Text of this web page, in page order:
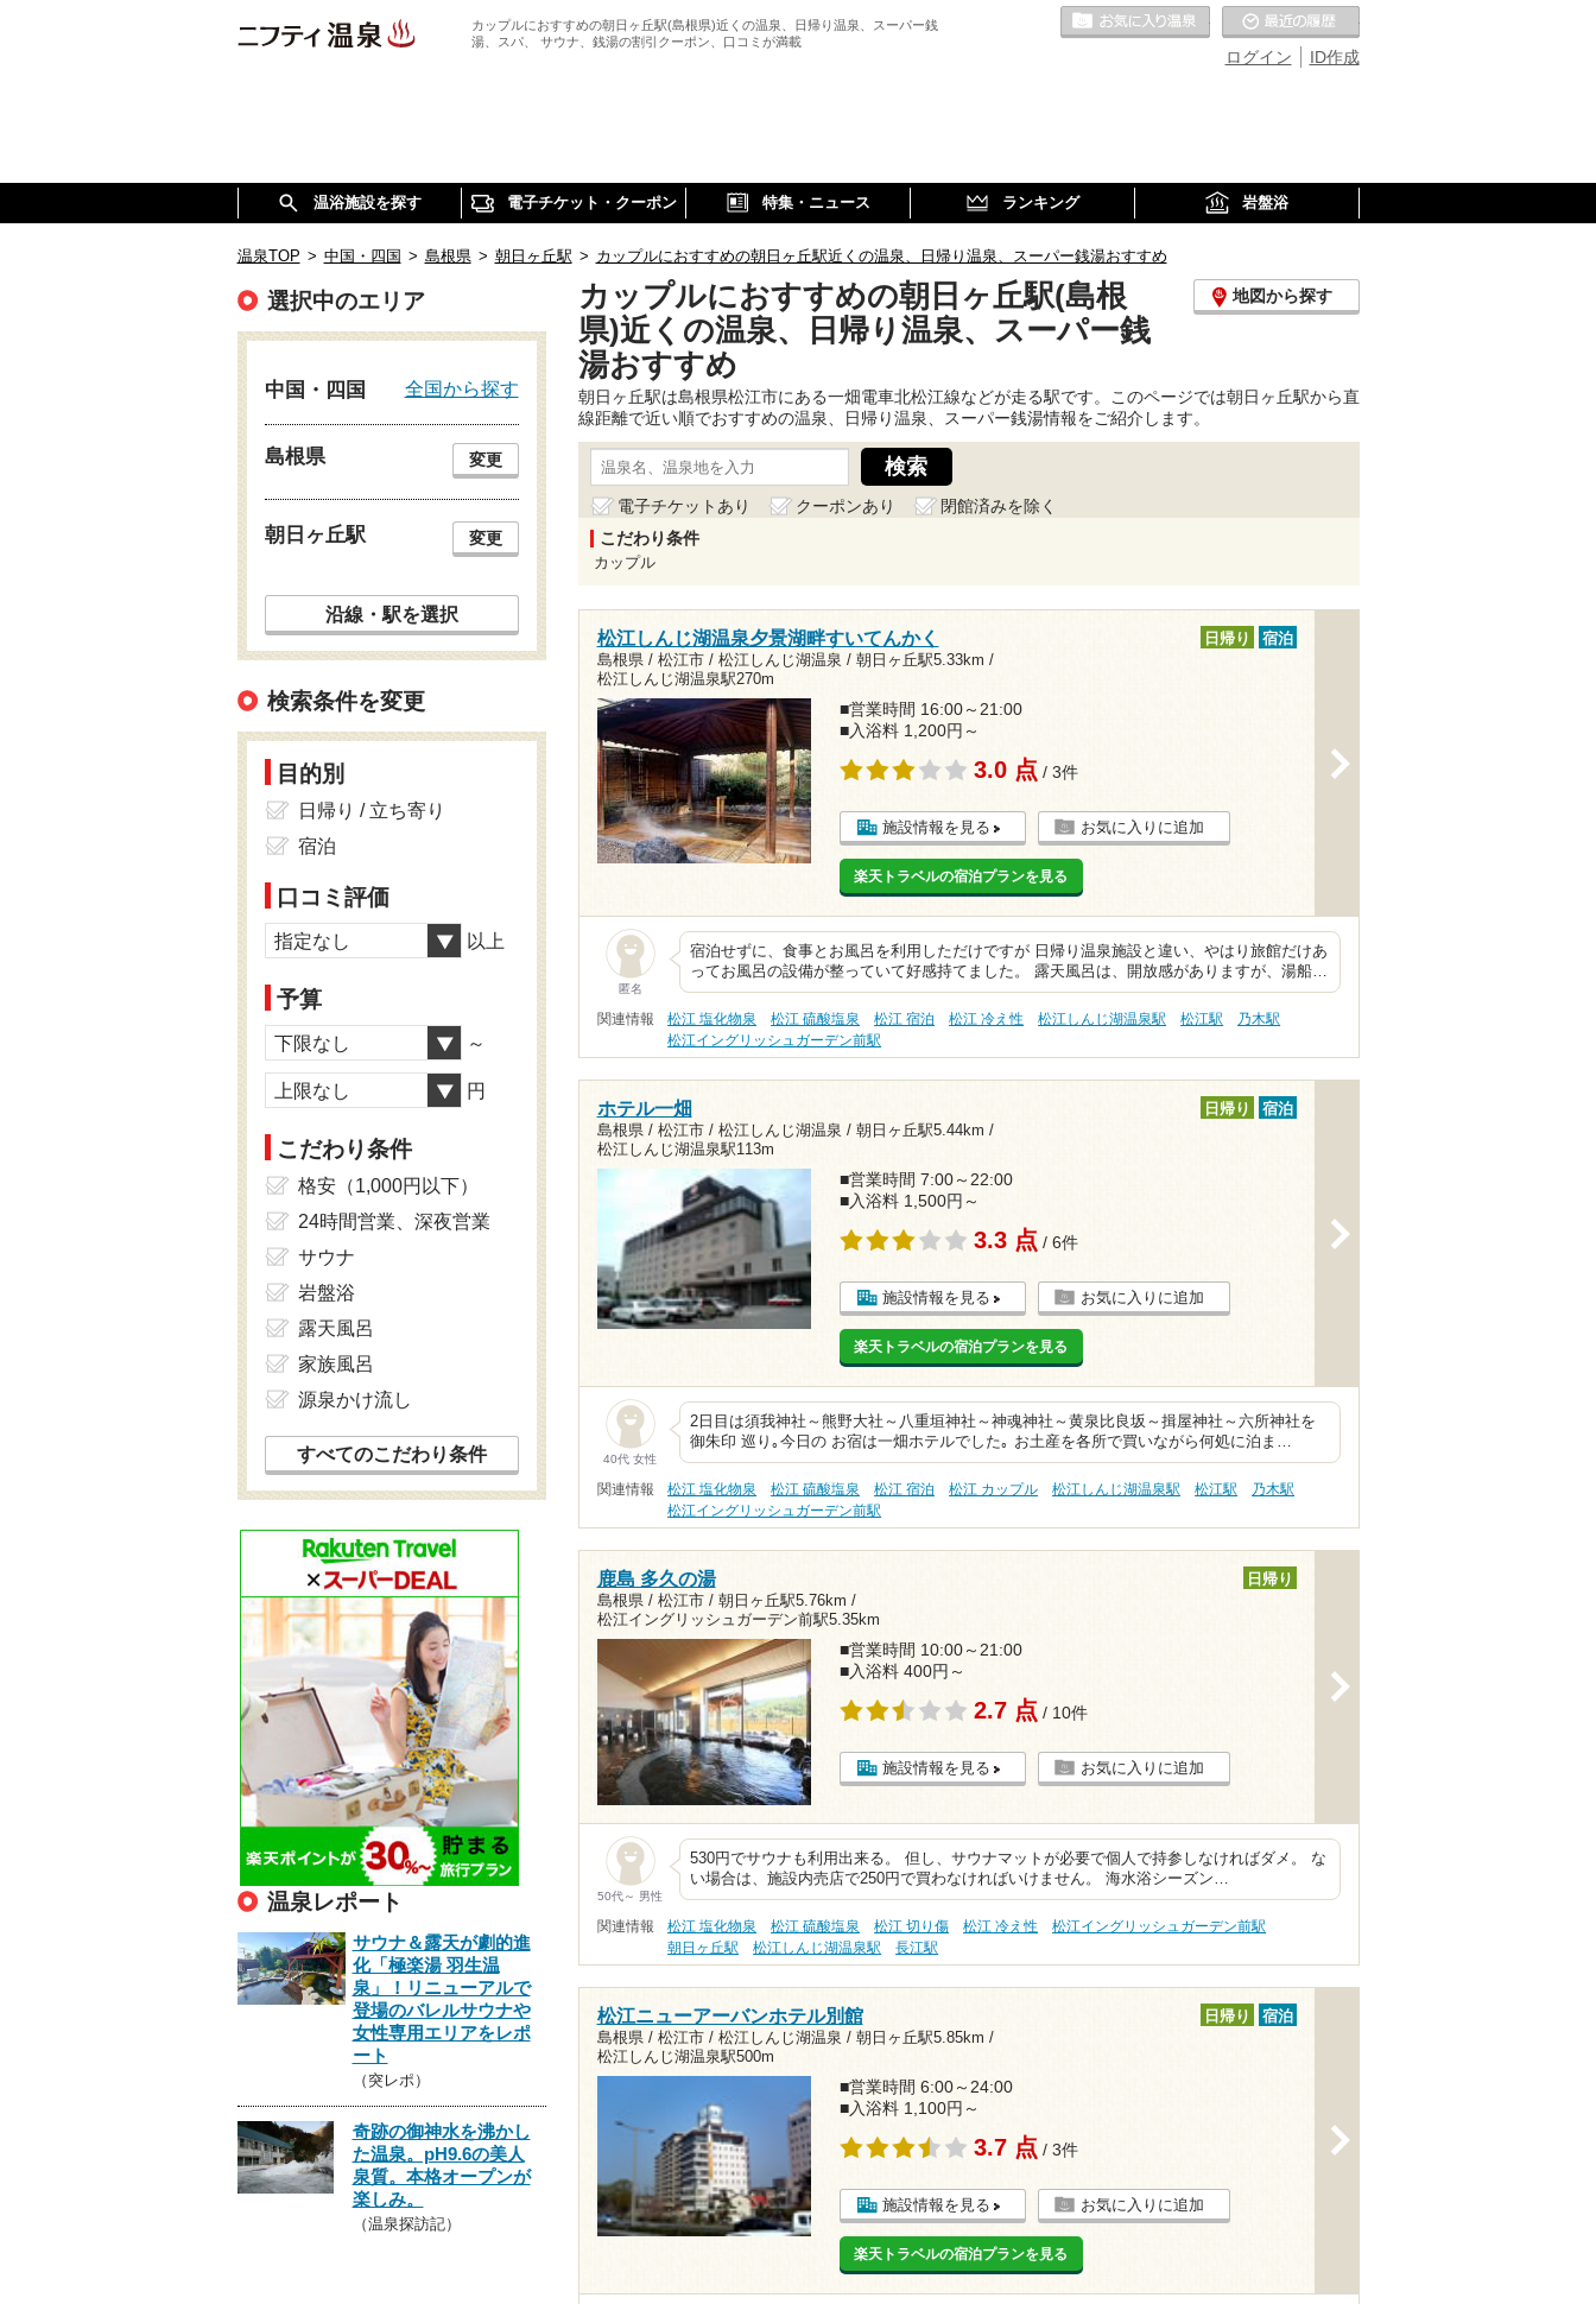
カップルにおすすめの朝日ヶ丘駅(島根県)近くの温泉、日帰り温泉、スーパー銭
湯、スパ、 サウナ、銭湯の割引クーポン、口コミが満載
ID作成
ログイン
お気に入りの温泉
温浴施設を探す 電子チケット・クーポン 特集・ニュース ランキング 岩盤浴
温泉TOP > 中国・四国 > 島根県 > 朝日ヶ丘駅 > カップルにおすすめの朝日ヶ丘駅近くの温泉、日帰り温泉、スーパー銭湯おすすめ
カップルにおすすめの朝日ヶ丘駅(島根
県)近くの温泉、日帰り温泉、スーパー銭
湯おすすめ
地図から探す
朝日ヶ丘駅は島根県松江市にある一畑電車北松江線などが走る駅です。このページでは朝日ヶ丘駅から直
線距離で近い順でおすすめの温泉、日帰り温泉、スーパー銭湯情報をご紹介します。
電子チケットあり クーポンあり
閉館済みを除く
こだわり条件
カップル
松江しんじ湖温泉夕景湖畔すいてんかく
島根県 / 松江市 / 松江しんじ湖温泉 / 朝日ヶ丘駅5.33km /
松江しんじ湖温泉駅270m
日帰り 宿泊
■営業時間 16:00～21:00
■入浴料 1,200円～
3.0 点 / 3件
施設情報を見る お気に入りに追加
楽天トラベルの宿泊プランを見る
匿名
宿泊せずに、食事とお風呂を利用しただけですが 日帰り温泉施設と違い、やはり旅館だけあ
ってお風呂の設備が整っていて好感持てました。 露天風呂は、開放感がありますが、湯船…
関連情報 松江 塩化物泉 松江 硫酸塩泉 松江 宿泊 松江 冷え性 松江しんじ湖温泉駅 松江駅
乃木駅
松江イングリッシュガーデン前駅
ホテル一畑
島根県 / 松江市 / 松江しんじ湖温泉 / 朝日ヶ丘駅5.44km /
松江しんじ湖温泉駅113m
日帰り 宿泊
■営業時間 7:00～22:00
■入浴料 1,500円～
3.3 点 / 6件
施設情報を見る お気に入りに追加
楽天トラベルの宿泊プランを見る
40代 女性
2日目は須我神社～熊野大社～八重垣神社～神魂神社～黄泉比良坂～揖屋神社～六所神社を
御朱印 巡り｡今日の お宿は一畑ホテルでした｡ お土産を各所で買いながら何処に泊ま…
関連情報 松江 塩化物泉 松江 硫酸塩泉 松江 宿泊 松江 カップル 松江しんじ湖温泉駅 松江駅
乃木駅
松江イングリッシュガーデン前駅
鹿島 多久の湯
島根県 / 松江市 / 朝日ヶ丘駅5.76km /
松江イングリッシュガーデン前駅5.35km
日帰り
■営業時間 10:00～21:00
■入浴料 400円～
2.7 点 / 10件
施設情報を見る お気に入りに追加
50代～ 男性
530円でサウナも利用出来る。 但し、サウナマットが必要で個人で持参しなければダメ。 な
い場合は、施設内売店で250円で買わなければいけません。 海水浴シーズン…
関連情報 松江 塩化物泉 松江 硫酸塩泉 松江 切り傷 松江 冷え性
松江イングリッシュガーデン前駅
朝日ヶ丘駅
松江しんじ湖温泉駅 長江駅
松江ニューアーバンホテル別館
島根県 / 松江市 / 松江しんじ湖温泉 / 朝日ヶ丘駅5.85km /
松江しんじ湖温泉駅500m
日帰り 宿泊
■営業時間 6:00～24:00
■入浴料 1,100円～
3.7 点 / 3件
施設情報を見る お気に入りに追加
楽天トラベルの宿泊プランを見る
選択中のエリア
中国・四国 全国から探す
島根県 変更
朝日ヶ丘駅 変更
沿線・駅を選択
検索条件を変更
目的別
日帰り / 立ち寄り
宿泊
口コミ評価
指定なし 以上
予算
下限なし ～
上限なし 円
こだわり条件
格安（1,000円以下）
24時間営業、深夜営業
サウナ
岩盤浴
露天風呂
家族風呂
源泉かけ流し
すべてのこだわり条件
温泉レポート
サウナ＆露天が劇的進
化「極楽湯 羽生温
泉」！リニューアルで
登場のバレルサウナや
女性専用エリアをレポ
ート
（突レポ）
奇跡の御神水を沸かし
た温泉。pH9.6の美人
泉質。本格オープンが
楽しみ。
（温泉探訪記）